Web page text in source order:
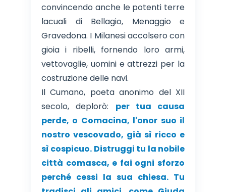
convincendo anche le potenti terre
lacuali di Bellagio, Menaggio e
Gravedona. I Milanesi accolsero con
gioia i ribelli, fornendo loro armi,
vettovaglie, uomini e attrezzi per la
costruzione delle navi.
Il Cumano, poeta anonimo del XII
secolo, deplorò: per tua causa
perde, o Comacina, l'onor suo il
nostro vescovado, già sì ricco e
sì cospicuo. Distruggi tu la nobile
città comasca, e fai ogni sforzo
perché cessi la sua chiesa. Tu